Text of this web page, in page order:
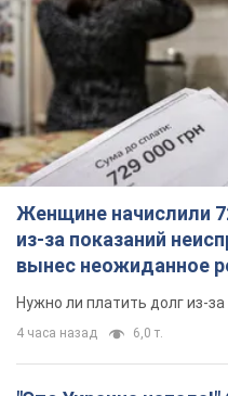
Женщине начислили
из-за показаний
вынес неожиданное
Нужно ли платить долг из-
4 часа назад 6,0 т.